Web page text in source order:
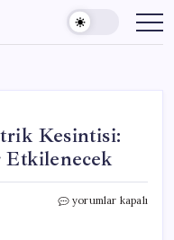
Kesintisi:
Etkilenecek
Ankara’da
yorumlar kapalı